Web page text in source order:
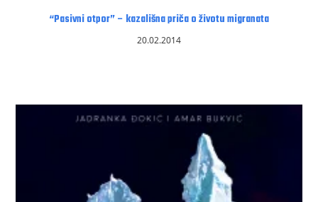
“Pasivni otpor” – kazališna priča o životu migranata
20.02.2014